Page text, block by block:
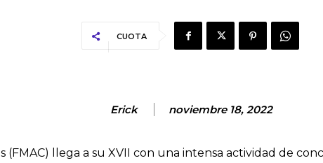
CUOTA
Erick noviembre 18, 2022
(FMAC) llega a su XVII con una intensa actividad de